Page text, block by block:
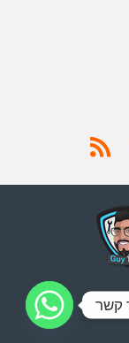
קשר